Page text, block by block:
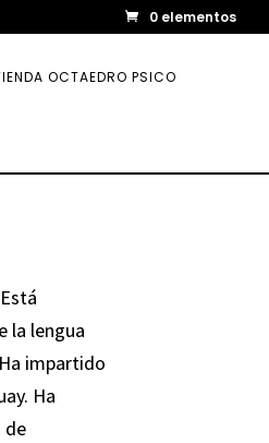
0 elementos
OCTAEDRO PSICO
la lengua
impartido
Ha
de